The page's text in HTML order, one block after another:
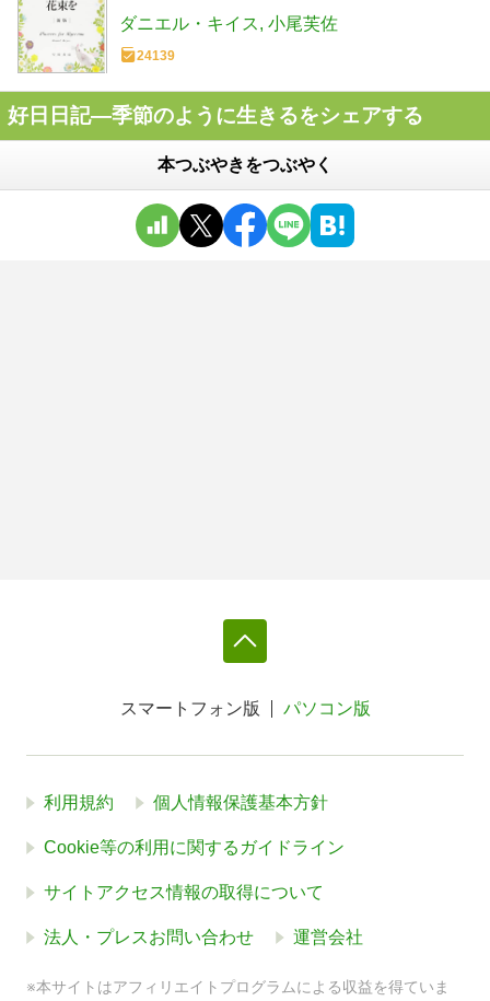
ダニエル・キイス 小尾芙佐
24139
好日日記―季節のように生きるをシェアする
本つぶやきをつぶやく
スマートフォン版 パソコン版
利用規約 個人情報保護基本方針
Cookie等の利用に関するガイドライン
サイトアクセス情報の取得について
法人・プレスお問い合わせ 運営会社
※本サイトはアフィリエイトプログラムによる収益を得ていま